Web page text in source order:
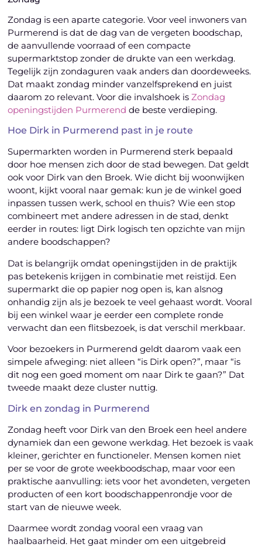
Zondag is een aparte categorie. Voor veel inwoners van
Purmerend is dat de dag van de vergeten boodschap,
de aanvullende voorraad of een compacte
supermarktstop zonder de drukte van een werkdag.
Tegelijk zijn zondaguren vaak anders dan doordeweeks.
Dat maakt zondag minder vanzelfsprekend en juist
daarom zo relevant. Voor die invalshoek isZondag
openingstijden Purmerend de beste verdieping.
Hoe Dirk in Purmerend past in je route
Supermarkten worden in Purmerend sterk bepaald
door hoe mensen zich door de stad bewegen. Dat geldt
ook voor Dirk van den Broek. Wie dicht bij woonwijken
woont, kijkt vooral naar gemak: kun je de winkel goed
inpassen tussen werk, school en thuis? Wie een stop
combineert met andere adressen in de stad, denkt
eerder in routes: ligt Dirk logisch ten opzichte van mijn
andere boodschappen?
Dat is belangrijk omdat openingstijden in de praktijk
pas betekenis krijgen in combinatie met reistijd. Een
supermarkt die op papier nog open is, kan alsnog
onhandig zijn als je bezoek te veel gehaast wordt. Vooral
bij een winkel waar je eerder een complete ronde
verwacht dan een flitsbezoek, is dat verschil merkbaar.
Voor bezoekers in Purmerend geldt daarom vaak een
simpele afweging: niet alleen “is Dirk open?”, maar “is
dit nog een goed moment om naar Dirk te gaan?” Dat
tweede maakt deze cluster nuttig.
Dirk en zondag in Purmerend
Zondag heeft voor Dirk van den Broek een heel andere
dynamiek dan een gewone werkdag. Het bezoek is vaak
kleiner, gerichter en functioneler. Mensen komen niet
per se voor de grote weekboodschap, maar voor een
praktische aanvulling: iets voor het avondeten, vergeten
producten of een kort boodschappenrondje voor de
start van de nieuwe week.
Daarmee wordt zondag vooral een vraag van
haalbaarheid. Het gaat minder om een uitgebreid